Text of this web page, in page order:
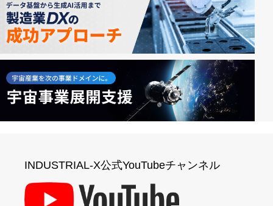
INDUSTRIAL-X公式YouTubeチャンネル